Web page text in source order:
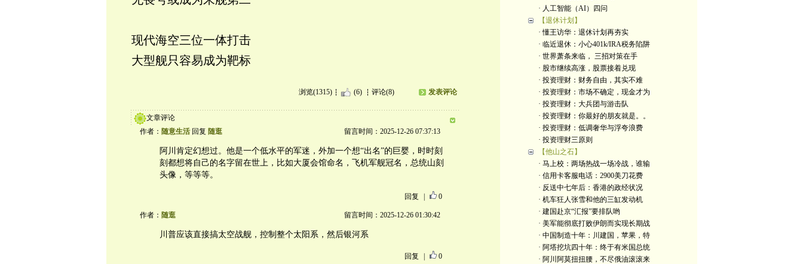
现代海空三位一体打击
大型舰只容易成为靶标
浏览(1315) (6) 评论(8) 发表评论
文章评论
作者： 随意生活回复 随逛 留言时间：2025-12-26 07:37:13
阿川肯定幻想过。他是一个低水平的军迷，外加一个想“出名”的巨婴，时时刻
刻都想将自己的名字留在世上，比如大厦会馆命名，飞机军舰冠名，总统山刻
头像，等等等。
回复 0
作者： 随逛 留言时间：2025-12-26 01:30:42
川普应该直接搞太空战舰，控制整个太阳系，然后银河系
回复 0
· 人工智能（AI）四问
【退休计划】
· 懂王访华：退休计划再夯实
· 临近退休：小心401k/IRA税务陷阱
· 世界萧条来临， 三招对策在手
· 股市继续高涨，股票接着兑现
· 投资理财：财务自由，其实不难
· 投资理财：市场不确定，现金才为
· 投资理财：大兵团与游击队
· 投资理财：你最好的朋友就是。。
· 投资理财：低调奢华与浮夸浪费
· 投资理财三原则
【他山之石】
· 马上校：两场热战一场冷战，谁输
· 信用卡客服电话：2900美刀花费
· 反送中七年后：香港的政经状况
· 机车狂人张雪和他的三缸发动机
· 建国赴京“汇报”要排队哟
· 美军能彻底打败伊朗而实现长期战
· 中国制造十年：川建国，苹果，特
· 阿塔挖坑四十年：终于有米国总统
· 阿川阿莫扭扭腰，不尽俄油滚滚来